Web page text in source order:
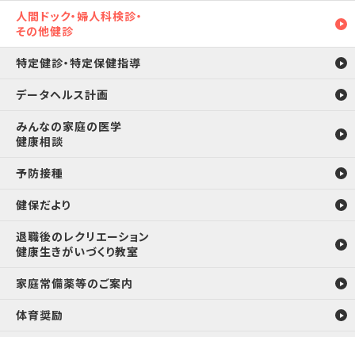
人間ドック・婦人科検診・
その他健診
特定健診・特定保健指導
データヘルス計画
みんなの家庭の医学
健康相談
予防接種
健保だより
退職後のレクリエーション
健康生きがいづくり教室
家庭常備薬等のご案内
体育奨励